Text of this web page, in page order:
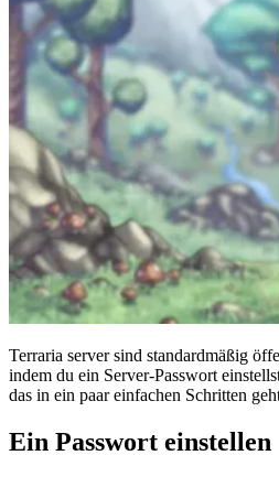
Terraria server sind standardmäßig
indem du ein Server-Passwort
das in ein paar einfachen Schritten
Ein Passwort einstellen